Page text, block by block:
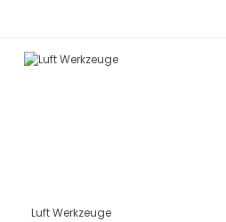
Luft Werkzeuge